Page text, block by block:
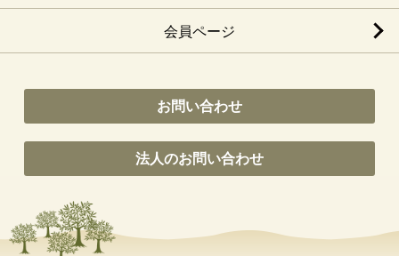
会員ページ
お問い合わせ
法人のお問い合わせ